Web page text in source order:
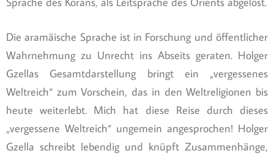
Die aramäische Sprache ist in Forschung und öffentlicher
Wahrnehmung zu Unrecht ins Abseits geraten. Holger
Gzellas Gesamtdarstellung bringt ein „vergessenes
Weltreich“ zum Vorschein, das in den Weltreligionen bis
heute weiterlebt. Mich hat diese Reise durch dieses
„vergessene Weltreich“ ungemein angesprochen! Holger
Gzella schreibt lebendig und knüpft Zusammenhänge,